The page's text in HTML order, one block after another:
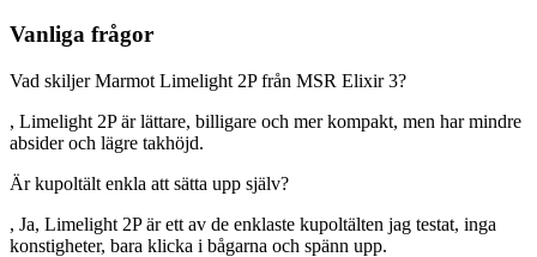
Vanliga frågor
Vad skiljer Marmot Limelight 2P från MSR Elixir 3?
, Limelight 2P är lättare, billigare och mer kompakt, men har mindre
absider och lägre takhöjd.
Är kupoltält enkla att sätta upp själv?
, Ja, Limelight 2P är ett av de enklaste kupoltälten jag testat, inga
konstigheter, bara klicka i bågarna och spänn upp.